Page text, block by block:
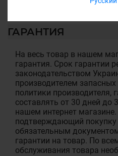
ГАРАНТИЯ
На весь товар в нашем
гарантия. Срок гарантии
законодательством
производителем
политики производителя,
составлять от 30 дней до
нашем интернет
подтверждающий покупку
обязательным
гарантии на товар. По
обслуживания товара